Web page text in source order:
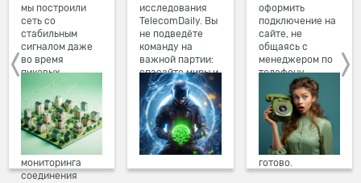
мы построили
сеть со
стабильным
сигналом даже
во время
пиковых
нагрузок в
вечернее время.
Мы постоянно
обновляем наше
оборудование в
домах, а система
мониторинга
соединения
исследования
TelecomDaily. Вы
не подведёте
команду на
важной партии:
спасайте миры и
побеждайте с
друзьями в
онлайн-играх.
оформить
подключение на
сайте, не
общаясь с
менеджером по
телефону.
Просто в три
клика заполните
форму заявки на
сайте, выберите
дату и время
подключения,
готово.